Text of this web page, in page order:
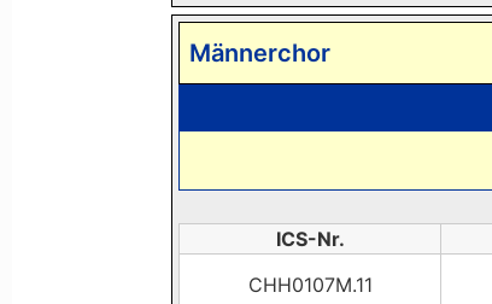
Männerchor
ICS-Nr.
CHH0107M.11